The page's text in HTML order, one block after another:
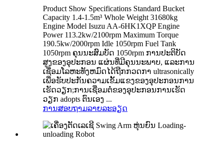
Product Show Specifications Standard Bucket
Capacity 1.4-1.5m³ Whole Weight 31680kg
Engine Model Isuzu AA-6HK1XQP Engine
Power 113.2kw/2100rpm Maximum Torque
190.5kw/2000rpm Idle 1050rpm Fuel Tank
1050rpm ຄຸນ​ນະ​ສົມ​ບັດ 1050rpm ການ​ປະ​ຕິ​ບັດ​
ສູງ​ຂອງ​ອຸ​ປະ​ກອນ ແຜ່ນທີ່ມີຄຸນນະພາບ, ແລະການ
ເຊື່ອມໂລຫະທັງຫມົດໄດ້ຖືກກວດກາ ultrasonically
ເພື່ອຮັບປະກັນຄວາມເຂັ້ມແຂງຂອງອຸປະກອນການ
ເຮັດວຽກ;ການເຊື່ອມຕໍ່ຂອງອຸປະກອນການເຮັດ
ວຽກ adopts ຕົນເອງ ...
ການສອບຖາມລາຍລະອຽດ